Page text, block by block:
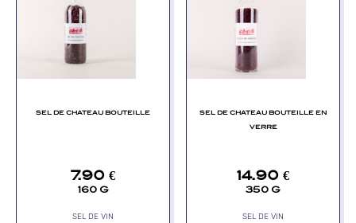
SEL DE CHATEAU BOUTEILLE
7.90 €
160 G
SEL DE VIN
SEL DE CHATEAU BOUTEILLE EN
VERRE
14.90 €
350 G
SEL DE VIN